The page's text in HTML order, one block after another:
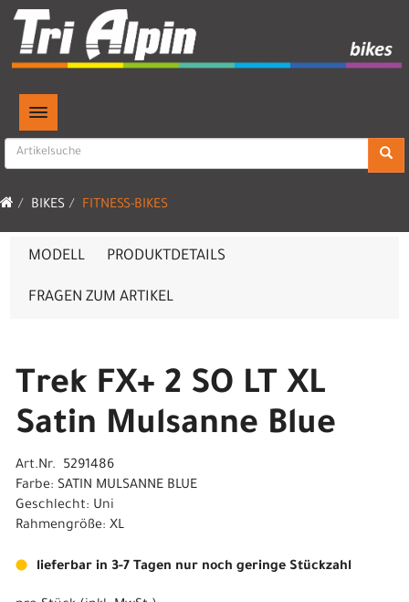
TOGGLE NAVIGATION
BIKES FITNESS-BIKES
MODELL PRODUKTDETAILS
FRAGEN ZUM ARTIKEL
Trek FX+ 2 SO LT XL
Satin Mulsanne Blue
Art.Nr. 5291486
Farbe: SATIN MULSANNE BLUE
Geschlecht: Uni
Rahmengröße: XL
lieferbar in 3-7 Tagen nur noch geringe Stückzahl